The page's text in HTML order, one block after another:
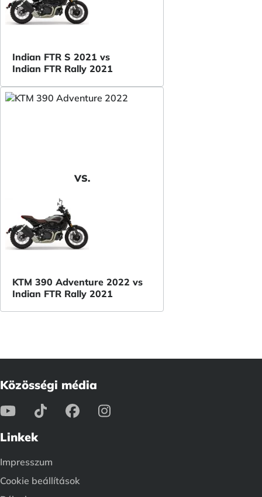
Indian FTR S 2021 vs
Indian FTR Rally 2021
VS.
KTM 390 Adventure 2022 vs
Indian FTR Rally 2021
Közösségi média
Linkek
Impresszum
Cookie beállítások